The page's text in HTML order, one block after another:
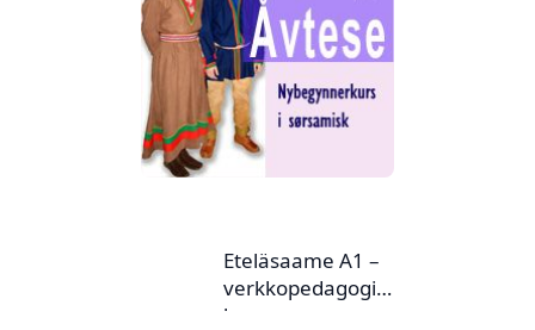
Eteläsaame A1 –
verkkopedagogin
kanssa